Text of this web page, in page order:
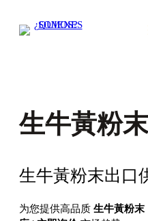
生牛黃粉末
生牛黃粉末出口
为您提供高品质 生牛黃粉末